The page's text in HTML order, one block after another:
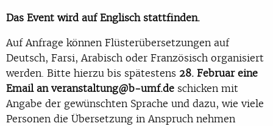
Das Event wird auf Englisch stattfinden.
Auf Anfrage können Flüsterübersetzungen auf
Deutsch, Farsi, Arabisch oder Französisch organisiert
werden. Bitte hierzu bis spätestens 28. Februar eine
Email an veranstaltung@b-umf.de schicken mit
Angabe der gewünschten Sprache und dazu, wie viele
Personen die Übersetzung in Anspruch nehmen